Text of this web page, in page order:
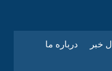
خبر درباره ما